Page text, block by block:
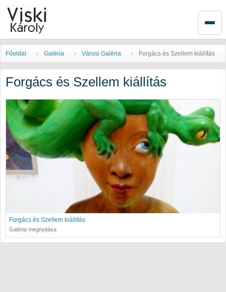
Főoldal Galéria Városi Galéria Forgács és Szellem kiállítás
Forgács és Szellem kiállítás
Forgács és Szellem kiállítás
Galéria megnyitása